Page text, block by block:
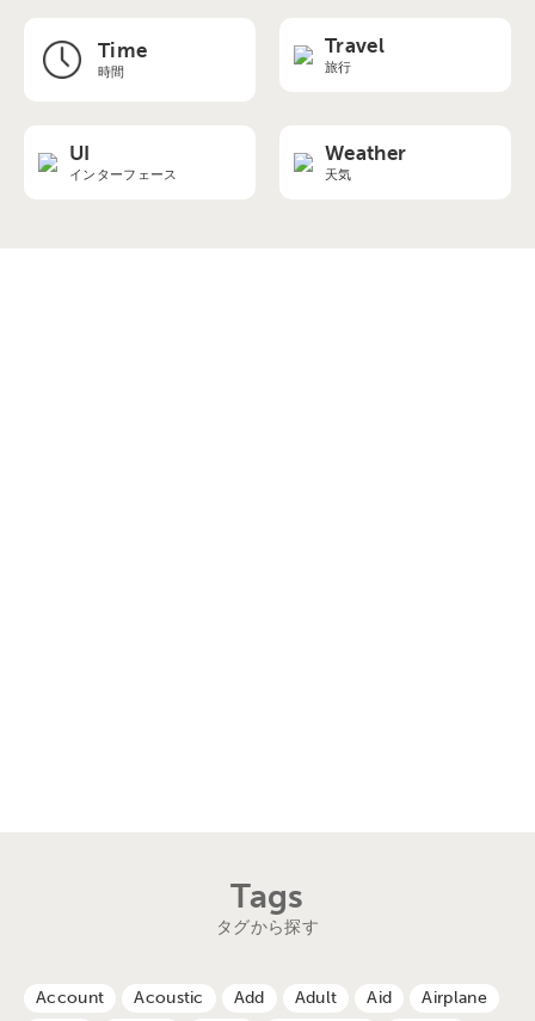
Time
時間
Travel
旅行
UI
インターフェース
Weather
天気
Tags
タグから探す
Account Acoustic Add Adult Aid
Airplane